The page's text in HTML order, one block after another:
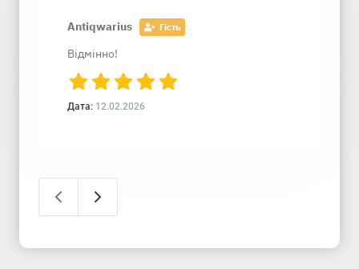
Antiqwarius Гість
Відмінно!
Дата: 12.02.2026